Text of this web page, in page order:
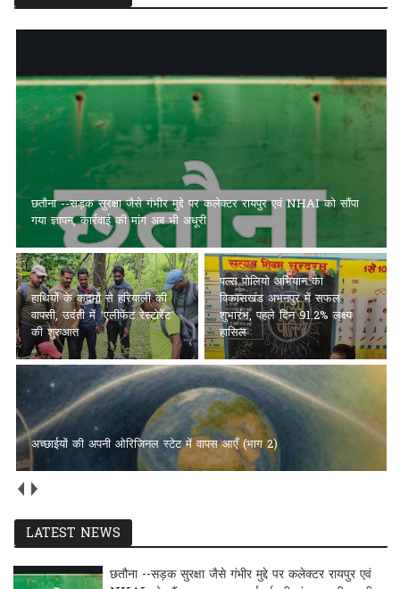
छतौना --सड़क सुरक्षा जैसे गंभीर मुद्दे पर कलेक्टर रायपुर एवं NHAI को सौंपा
गया ज्ञापन, कार्रवाई की मांग अब भी अधूरी
हाथियों के कदमों से हरियाली की
वापसी, उदंती में ‘एलीफेंट रेस्टोरेंट’
की शुरुआत
पल्स पोलियो अभियान का
विकासखंड अभनपुर में सफल
शुभारंभ, पहले दिन 91.2% लक्ष्य
हासिल
अच्छाईयों की अपनी ओरिजिनल स्टेट में वापस आएँ (भाग 2)
LATEST NEWS
छतौना --सड़क सुरक्षा जैसे गंभीर मुद्दे पर कलेक्टर रायपुर एवं